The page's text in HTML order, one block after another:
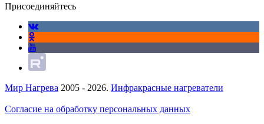
Присоединяйтесь
Мир Нагрева 2005 - 2026. Инфракрасные нагреватели
Согласие на обработку персональных данных